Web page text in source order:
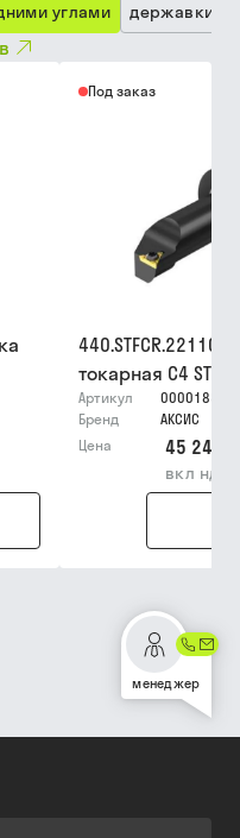
углами державки -
Под заказ
токарная C4
Артикул
Бренд
АКСИС
Цена
45
вкл ндс
менеджер